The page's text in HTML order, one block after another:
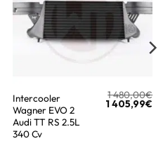
Intercooler
Wagner EVO 2
Audi TT RS 2.5L
340 Cv
1 480,00€
1 405,99€